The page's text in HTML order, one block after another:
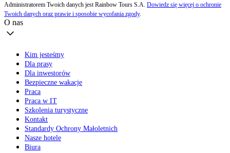
Administratorem Twoich danych jest Rainbow Tours S.A. Dowiedz się więcej o ochronie
Twoich danych oraz prawie i sposobie wycofania zgody.
O nas
Kim jesteśmy
Dla prasy
Dla inwestorów
Bezpieczne wakacje
Praca
Praca w IT
Szkolenia turystyczne
Kontakt
Standardy Ochrony Małoletnich
Nasze hotele
Biura